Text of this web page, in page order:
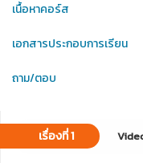
เนื้อหาคอร์ส
เอกสารประกอบการเรียน
ถาม/ตอบ
เรื่องที่ 1